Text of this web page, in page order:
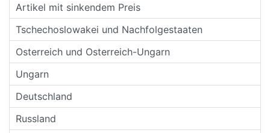
Artikel mit sinkendem Preis
Tschechoslowakei und Nachfolgestaaten
Osterreich und Osterreich-Ungarn
Ungarn
Deutschland
Russland